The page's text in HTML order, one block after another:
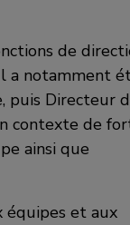
de
a notamment
puis Directeur
contexte de
ainsi que
équipes et aux